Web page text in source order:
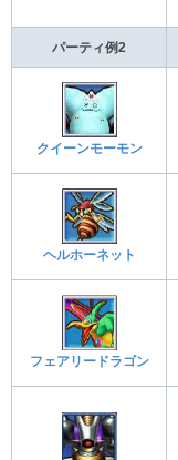
パーティ例2
クイーンモーモン
ヘルホーネット
フェアリードラゴン